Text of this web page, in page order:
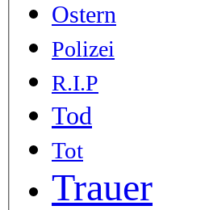
Ostern
Polizei
R.I.P
Tod
Tot
Trauer